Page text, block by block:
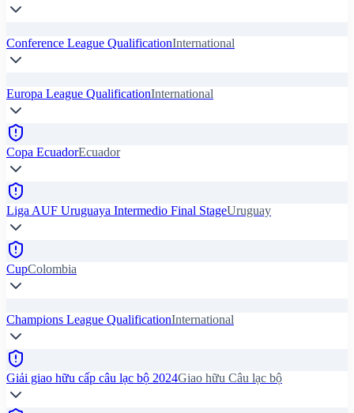
Conference League QualificationInternational
Europa League QualificationInternational
Copa EcuadorEcuador
Liga AUF Uruguaya Intermedio Final StageUruguay
CupColombia
Champions League QualificationInternational
Giải giao hữu cấp câu lạc bộ 2024Giao hữu Câu lạc bộ